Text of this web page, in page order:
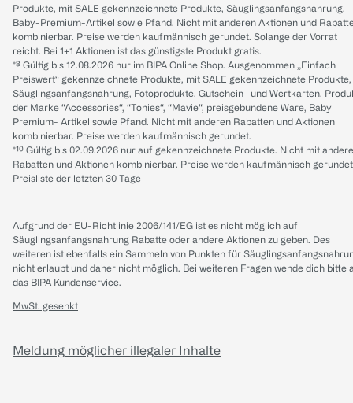
Produkte, mit SALE gekennzeichnete Produkte, Säuglingsanfangsnahrung,
Baby-Premium-Artikel sowie Pfand. Nicht mit anderen Aktionen und
kombinierbar. Preise werden kaufmännisch gerundet. Solange der Vorrat
reicht. Bei 1+1 Aktionen ist das günstigste Produkt gratis.
*⁸ Gültig bis 12.08.2026 nur im BIPA Online Shop. Ausgenommen „Einfach
Preiswert“ gekennzeichnete Produkte, mit SALE gekennzeichnete Produkte,
Säuglingsanfangsnahrung, Fotoprodukte, Gutschein- und Wertkarten,
der Marke “Accessories“, “Tonies“, “Mavie“, preisgebundene Ware, Baby
Premium- Artikel sowie Pfand. Nicht mit anderen Rabatten und Aktionen
kombinierbar. Preise werden kaufmännisch gerundet.
*¹⁰ Gültig bis 02.09.2026 nur auf gekennzeichnete Produkte. Nicht mit
Rabatten und Aktionen kombinierbar. Preise werden kaufmännisch
Preisliste der letzten 30 Tage
Aufgrund der EU-Richtlinie 2006/141/EG ist es nicht möglich auf
Säuglingsanfangsnahrung Rabatte oder andere Aktionen zu geben. Des
weiteren ist ebenfalls ein Sammeln von Punkten für
nicht erlaubt und daher nicht möglich. Bei weiteren Fragen wende dich bitte
das BIPA Kundenservice.
MwSt. gesenkt
Meldung möglicher illegaler Inhalte